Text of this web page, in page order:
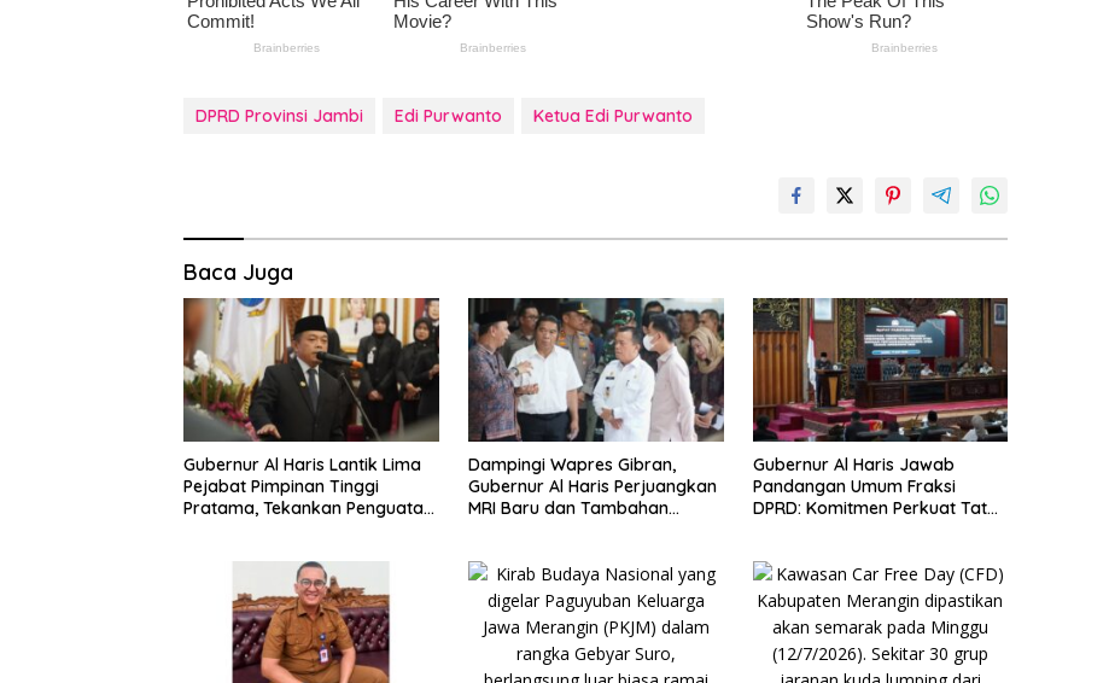
DPRD Provinsi Jambi Edi Purwanto Ketua Edi Purwanto
Baca Juga
Gubernur Al Haris Lantik Lima
Pejabat Pimpinan Tinggi
Pratama, Tekankan Penguatan
Dampingi Wapres Gibran,
Gubernur Al Haris Perjuangkan
MRI Baru dan Tambahan
Gubernur Al Haris Jawab
Pandangan Umum Fraksi
DPRD: Komitmen Perkuat Tata